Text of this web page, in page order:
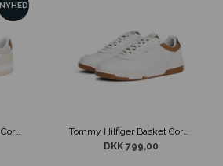
NYHED
Tommy Hilfiger Basket Core Lite Sko Beige
Tommy Hilfiger Basket Core Sko Hvid/Grøn
DKK 799,00